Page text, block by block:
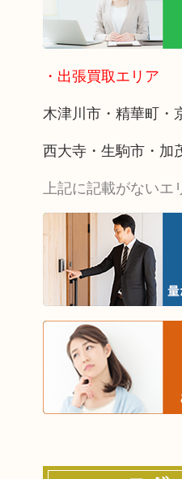
・出張買取エリア
木津川市・精華町・
西大寺・生駒市・加
上記に記載がないエ